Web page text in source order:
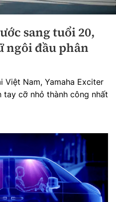
sang tuổi 20,
ngôi đầu phân
Việt Nam, Yamaha Exciter
cỡ nhỏ thành công nhất